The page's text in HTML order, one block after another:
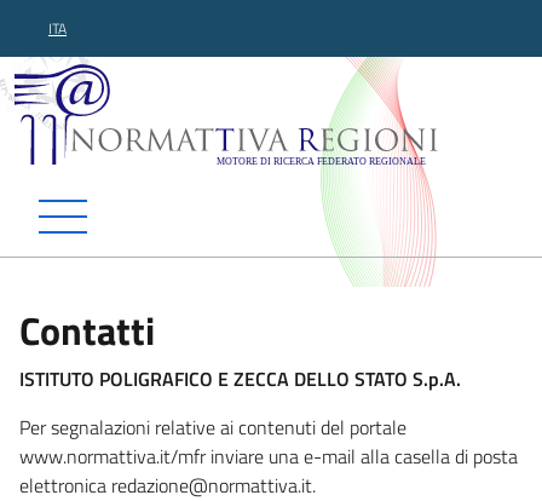
ITA
Normattiva Regioni -
Contatti
ISTITUTO POLIGRAFICO E ZECCA DELLO STATO S.p.A.
Per segnalazioni relative ai contenuti del portale
www.normattiva.it/mfr inviare una e-mail alla casella di posta
elettronica redazione@normattiva.it.